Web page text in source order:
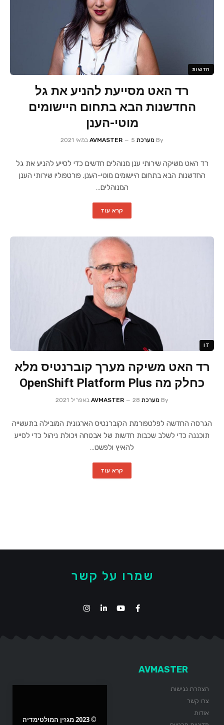
חדשות
רד האט מסייעת להניע את גל
החדשנות הבא בתחום היישומים
מוטי-הענן
By מערכת AVMASTER 5 במאי 2021
רד האט משיקה שירותי ענן מנוהלים חדשים כדי לסייע להניע את גל
החדשנות הבא בתחום היישומים מוטי-הענן. פורטפוליו שירותי הענן
המנוהלים…
קרא עוד
IT
רד האט משיקה מערך קוברנטיס מלא
כחלק מה OpenShift Platform Plus
By מערכת AVMASTER 28 באפריל 2021
הגרסה החדשה לפלטפורמת הקוברנטיס הארגונית המובילה בתעשייה
תוכננה כדי לשלב שכבות חדשות של אבטחה ויכולת ניהול כדי לסייע
להאיץ ולפשט…
קרא עוד
שמרו על קשר
AVMASTER
הצהרת נגישות
צרו קשר
אודות
© 2023 מגזין המולטימדיה